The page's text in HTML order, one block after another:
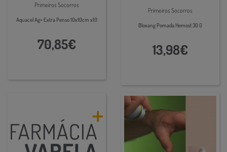
Primeiros Socorros
Aquacel Ag+ Extra Penso 10x10cm x10
70,85€
Primeiros Socorros
Bloxang Pomada Hemost 30 G
13,98€